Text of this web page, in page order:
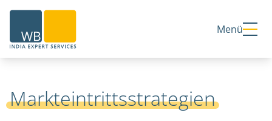
Home
Menü
Markteintrittsstrategien